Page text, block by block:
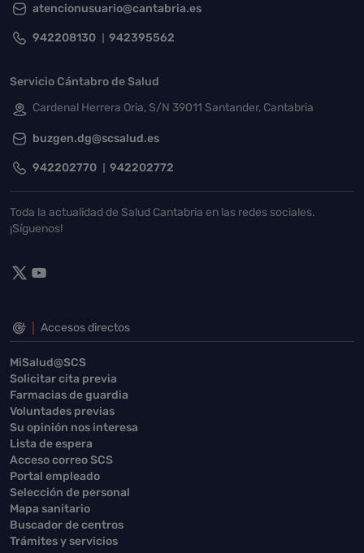
atencionusuario@cantabria.es
942208130 942395562
Servicio Cántabro de Salud
Cardenal Herrera Oria, S/N 39011 Santander, Cantabria
buzgen.dg@scsalud.es
942202770 942202772
Toda la actualidad de Salud Cantabria en las redes sociales.
¡Síguenos!
Accesos directos
MiSalud@SCS
Solicitar cita previa
Farmacias de guardia
Voluntades previas
Su opinión nos interesa
Lista de espera
Acceso correo SCS
Portal empleado
Selección de personal
Mapa sanitario
Buscador de centros
Trámites y servicios